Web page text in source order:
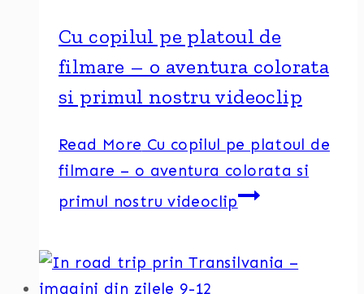
Cu copilul pe platoul de
filmare – o aventura colorata
si primul nostru videoclip
Read More Cu copilul pe platoul de
filmare – o aventura colorata si
primul nostru videoclip